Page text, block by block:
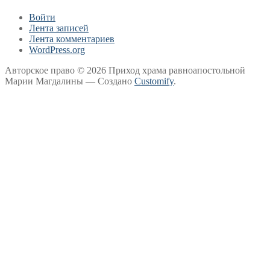
Войти
Лента записей
Лента комментариев
WordPress.org
Авторское право © 2026 Приход храма равноапостольной
Марии Магдалины — Создано Customify.